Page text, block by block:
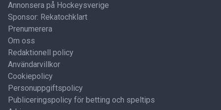
Annonsera på Hockeysverige
Sponsor: Rekatochklart
Prenumerera
Om oss
Redaktionell policy
Användarvillkor
Cookiepolicy
Personuppgiftspolicy
Publiceringspolicy för betting och speltips